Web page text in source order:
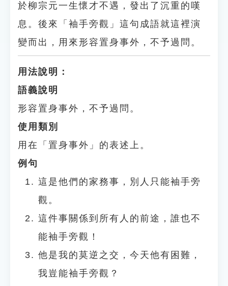
於柳宗元一生懷才不遇，發出了沉重的嘆
息。後來「袖手旁觀」這句成語就這裡演
變而出，用來形容置身事外，不予過問。
用法說明：
語義說明
形容置身事外，不予過問。
使用類別
用在「置身事外」的表述上。
例句
這是他們的家務事，別人只能袖手旁
觀。
這件事關係到所有人的前途，誰也不
能袖手旁觀！
他是我的莫逆之交，今天他有困難，
我豈能袖手旁觀？